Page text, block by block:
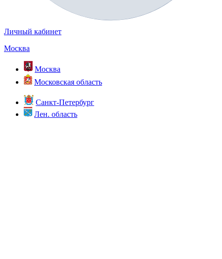
Личный кабинет
Москва
Москва
Московская область
Санкт-Петербург
Лен. область